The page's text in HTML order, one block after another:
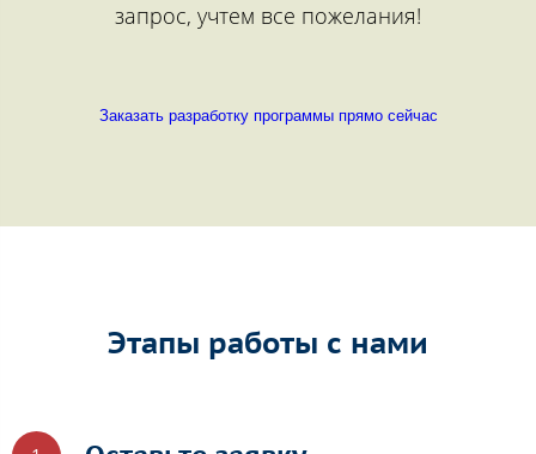
запрос, учтем все пожелания!
Заказать разработку программы прямо сейчас
Этапы работы с нами